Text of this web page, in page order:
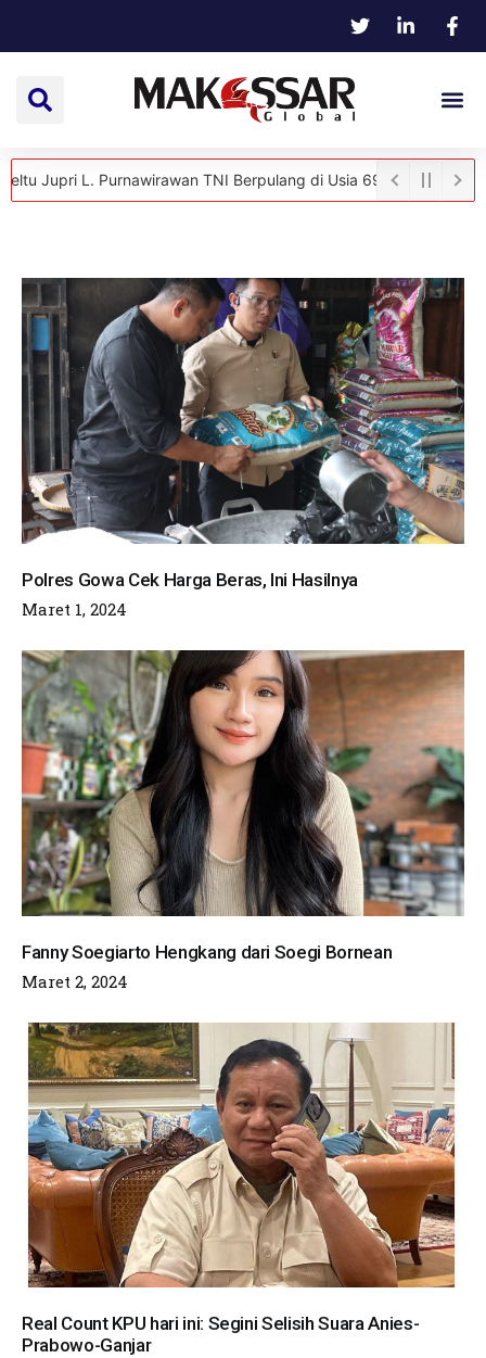
Purnawirawan TNI Berpulang di Usia 69 Tahun Hangat dan
Polres Gowa Cek Harga Beras, Ini Hasilnya
Maret 1, 2024
Fanny Soegiarto Hengkang dari Soegi Bornean
Maret 2, 2024
Real Count KPU hari ini: Segini Selisih Suara Anies-
Prabowo-Ganjar